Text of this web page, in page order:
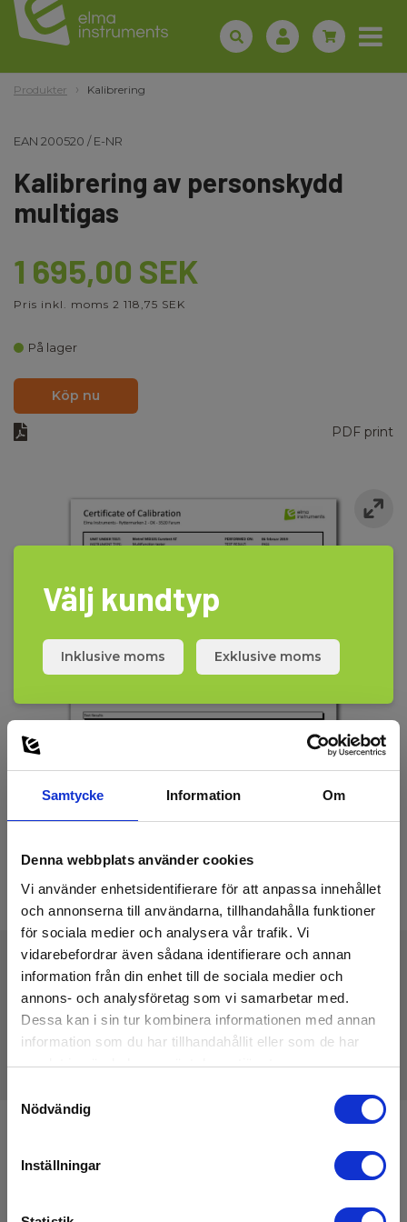
Samtycke Information Om
Denna webbplats använder cookies
Vi använder enhetsidentifierare för att anpassa innehållet
och annonserna till användarna, tillhandahålla funktioner
för sociala medier och analysera vår trafik. Vi
vidarebefordrar även sådana identifierare och annan
information från din enhet till de sociala medier och
annons- och analysföretag som vi samarbetar med.
Dessa kan i sin tur kombinera informationen med annan
information som du har tillhandahållit eller som de har
samlat in när du har använt deras tjänster.
Nödvändig
Inställningar
Produkter Kalibrering
EAN 200520 /E-NR
Kalibrering av personskydd
multigas
1 695,00 SEK
Pris inkl. moms 2 118,75 SEK
På lager
Köp nu
PDF print
Tekniske Data
Håll dig uppdaterad, och få våra erbjudanden i din
Välj kundtyp
Inklusive moms Exklusive moms